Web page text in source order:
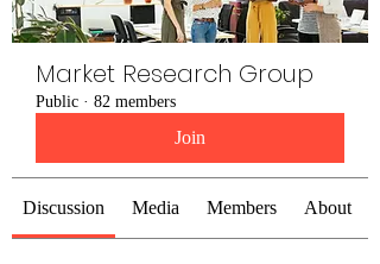
Market Research Group
Public · 82 members
Join
Discussion Media Members About